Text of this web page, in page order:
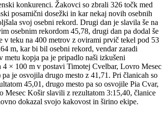
konkurenci. Žakovci so zbrali 326 točk med
posamični dosežki in kar nekaj novih osebnih
svoj osebni rekord. Drugi dan je slavila še na
osebnim rekordom 45,78, drugi dan pa dodal še
v teku na 400 metrov z ovirami prvič tekel pod 53
m, kar bi bil osebni rekord, vendar zaradi
kopja pa je pripadlo naši izkušeni
× 100 m v postavi Timotej Cvelbar, Lovro Mesec
je osvojila drugo mesto z 41,71. Pri članicah so
45,01, drugo mesto pa so osvojile Pia Cvar,
Mesec Košir slavili z rezultatom 3:15,40, članice
dokazal svojo kakovost in širino ekipe.